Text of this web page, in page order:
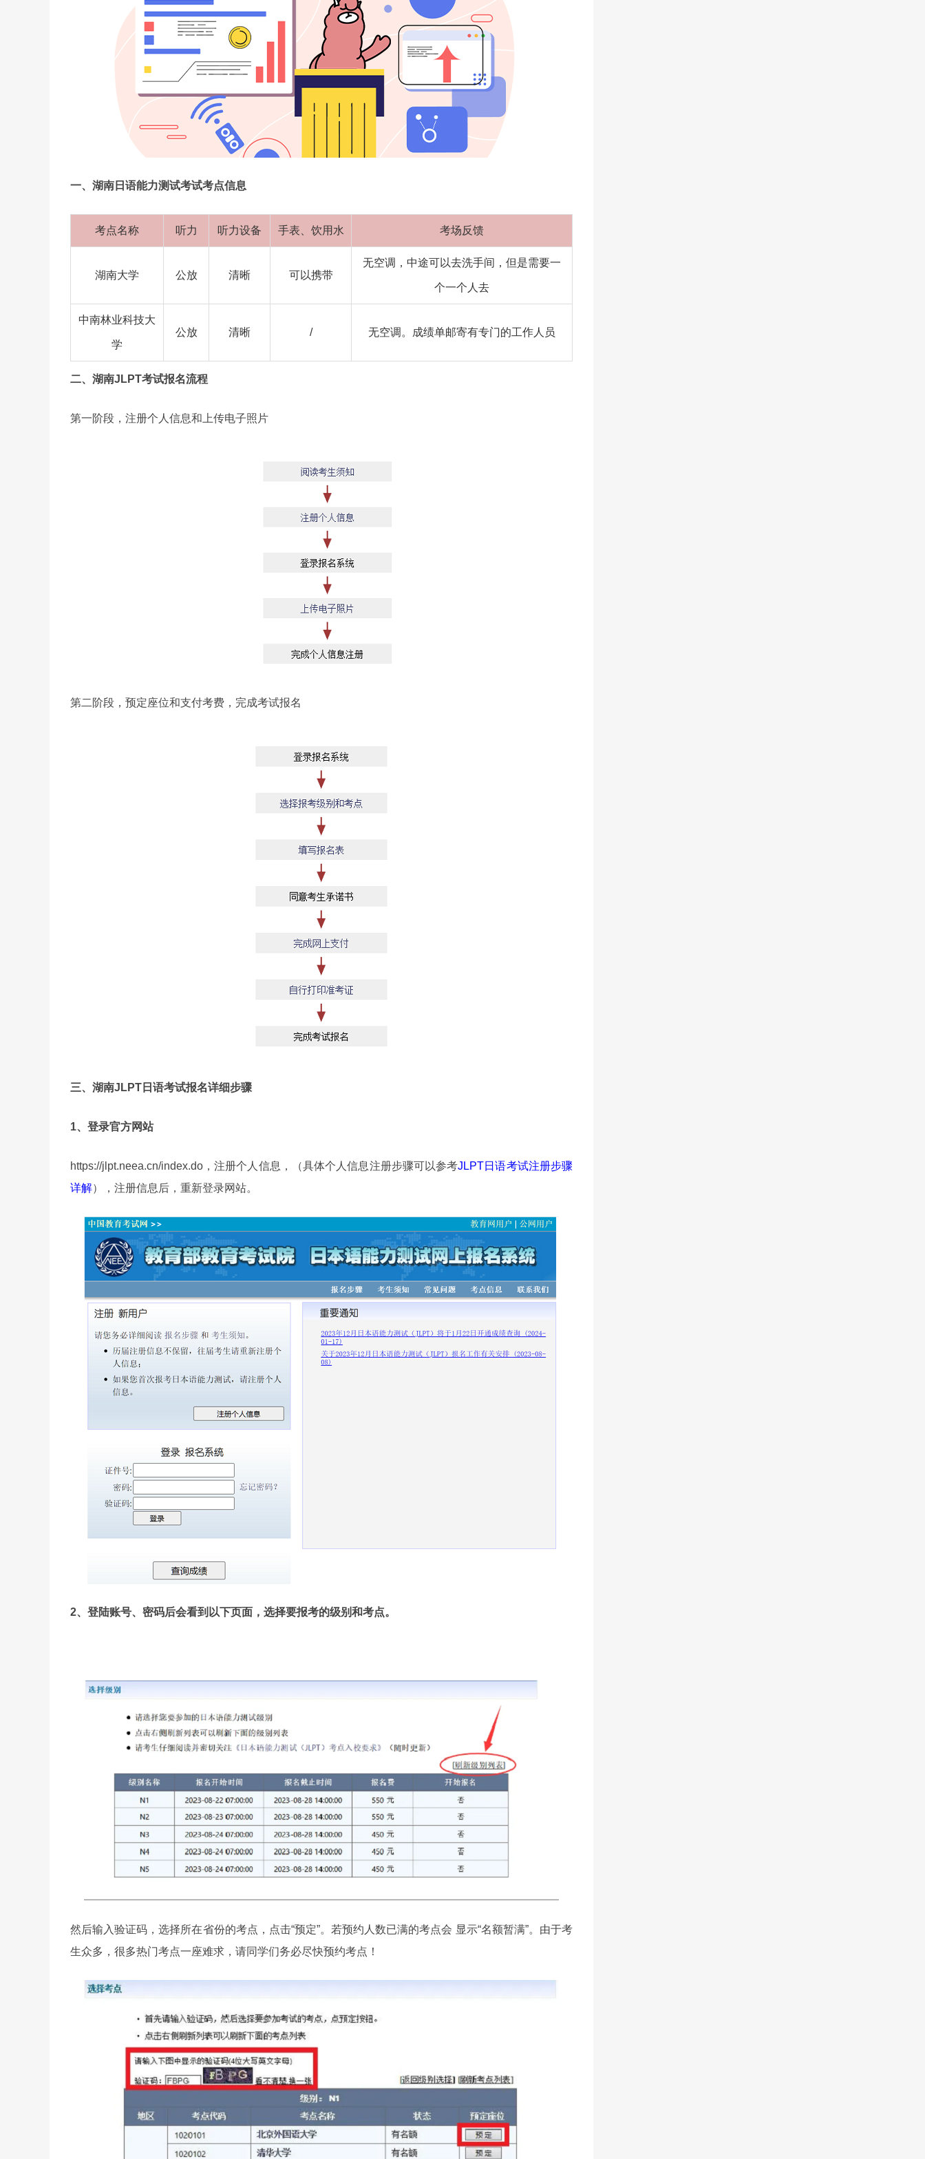
一、湖南日语能力测试考试考点信息
考点名称 听力 听力设备 手表、饮用水 考场反馈
湖南大学 公放 清晰 可以携带
无空调，中途可以去洗手间，但是需要一
个一个人去
中南林业科技大
学
公放 清晰 / 无空调。成绩单邮寄有专门的工作人员
二、 湖南JLPT考试报名流程
第一阶段，注册个人信息和上传电子照片
第二阶段，预定座位和支付考费，完成考试报名
三、 湖南JLPT日语考试报名详细步骤
1、登录官方网站
https://jlpt.neea.cn/index.do，注册个人信息，（具体个人信息注册步骤可以参考JLPT日语考试注册步骤
详解），注册信息后，重新登录网站。
2、登陆账号、密码后会看到以下页面，选择要报考的级别和考点。
然后输入验证码，选择所在省份的考点，点击“预定”。若预约人数已满的考点会 显示“名额暂满”。由于考
生众多，很多热门考点一座难求，请同学们务必尽快预约考点！